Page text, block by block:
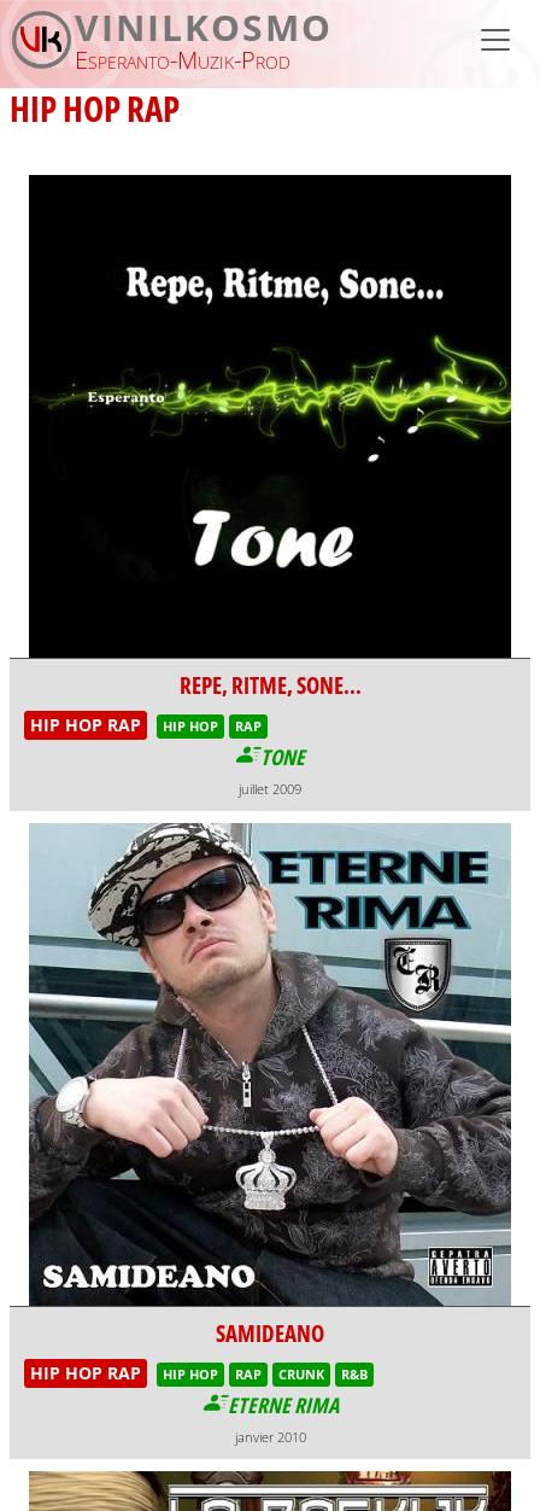
Aller au contenu principal
VINILKOSMO
Esperanto-Muzik-Prod
HIP HOP RAP
REPE, RITME, SONE...
HIP HOP RAP HIP HOP RAP
TONE
juillet 2009
SAMIDEANO
HIP HOP RAP HIP HOP RAP CRUNK R&B
ETERNE RIMA
janvier 2010